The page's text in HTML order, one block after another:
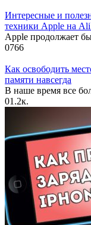
Интересные и
техники Apple на
Apple продолжает
0766
Как освободить
памяти навсегда
В наше время все
01.2к.